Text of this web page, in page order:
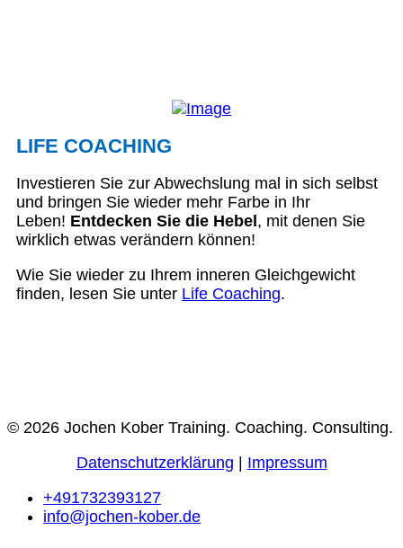
LIFE COACHING
Investieren Sie zur Abwechslung mal in sich selbst
und bringen Sie wieder mehr Farbe in Ihr
Leben! Entdecken Sie die Hebel , mit denen Sie
wirklich etwas verändern können!
Wie Sie wieder zu Ihrem inneren Gleichgewicht
finden, lesen Sie unter Life Coaching.
© 2026 Jochen Kober Training. Coaching. Consulting.
Datenschutzerklärung
Impressum
+491732393127
info@jochen-kober.de